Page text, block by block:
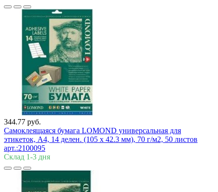
344.77 руб.
Самоклеящаяся бумага LOMOND универсальная для
этикеток, A4, 14 делен. (105 x 42.3 мм), 70 г/м2, 50 листов
арт.:2100095
Склад 1-3 дня